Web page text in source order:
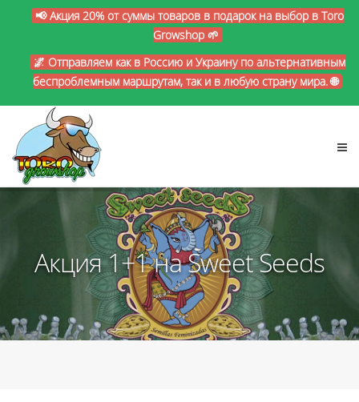
📢 Акция 20% от суммы товаров в подарок на выбор в Toro
Growshop 🌱
🌌 Отправляем как в Россию и Украину по альтернативным
беспроблемным маршрутам, так и в любую страну мира. 🌐
Акция 1+1 на Sweet Seeds